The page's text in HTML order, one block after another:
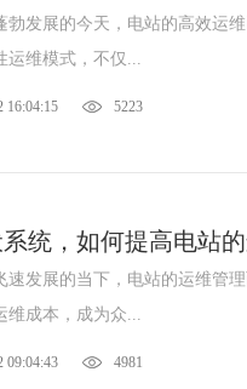
勃发展的今天，电站的高效运
维模式，不仅...
16:04:15 5223
统，如何提高电站
速发展的当下，电站的运维管
成本，成为众...
09:04:43 4981